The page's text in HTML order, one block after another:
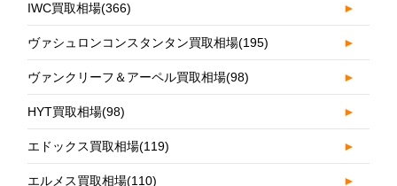
IWC買取相場(366) ►
ヴァシュロンコンスタンタン買取相場(195) ►
ヴァンクリーフ＆アーペル買取相場(98) ►
HYT買取相場(98) ►
エドックス買取相場(119) ►
エルメス買取相場(110) ►